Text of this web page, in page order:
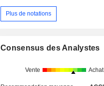
Plus de notations
Consensus des Analystes
Vente Achat